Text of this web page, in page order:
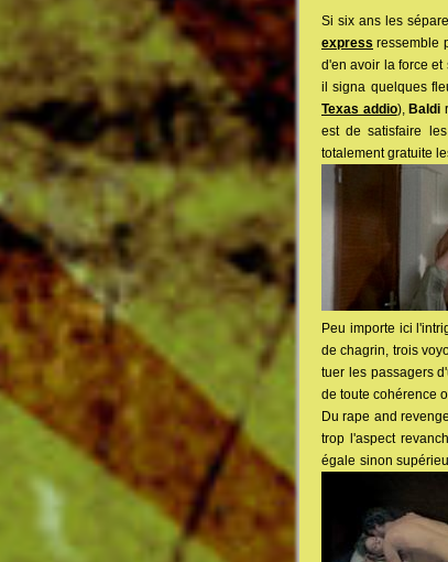
Si six ans les
express ressemble
d'en avoir la force et
il signa quelques
Texas addio), Baldi
est de satisfaire
totalement gratuite
Peu importe ici
de chagrin, trois
tuer les passagers
de toute cohérence
Du rape and revenge
trop l'aspect
égale sinon